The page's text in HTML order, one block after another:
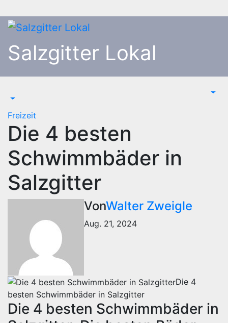
Inhalt
springen
Salzgitter Lokal
Freizeit
Die 4 besten
Schwimmbäder in
Salzgitter
VonWalter Zweigle
Aug. 21, 2024
Die 4
besten Schwimmbäder in Salzgitter
Die 4 besten Schwimmbäder in